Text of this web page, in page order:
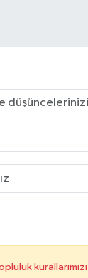
kurallarımızı